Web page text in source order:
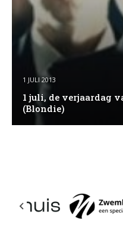
1 JULI 2013
1 juli, de verjaardag
(Blondie)